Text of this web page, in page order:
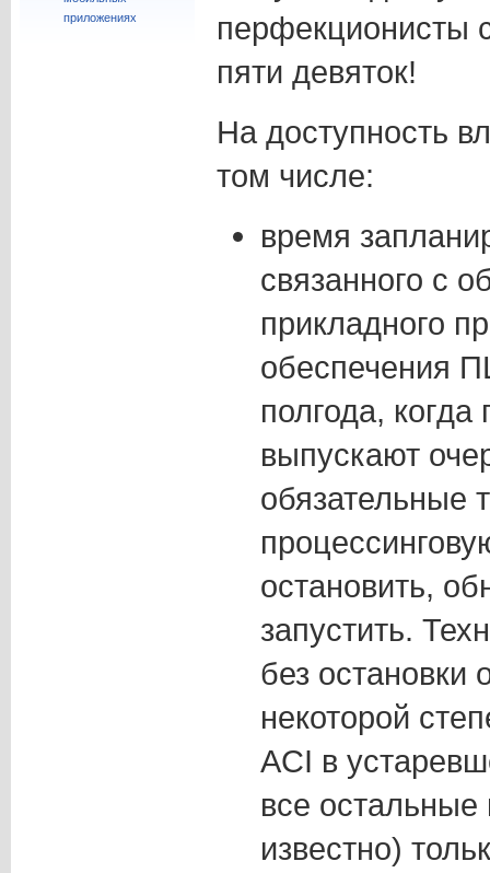
приложениях
перфекционисты
пяти девяток!
На доступность
том числе:
время
связанного с
прикладного
обеспечения
полгода,
выпускают
обязательные
остановить,
запустить.
без остановки
некоторой
ACI в
все
известно)